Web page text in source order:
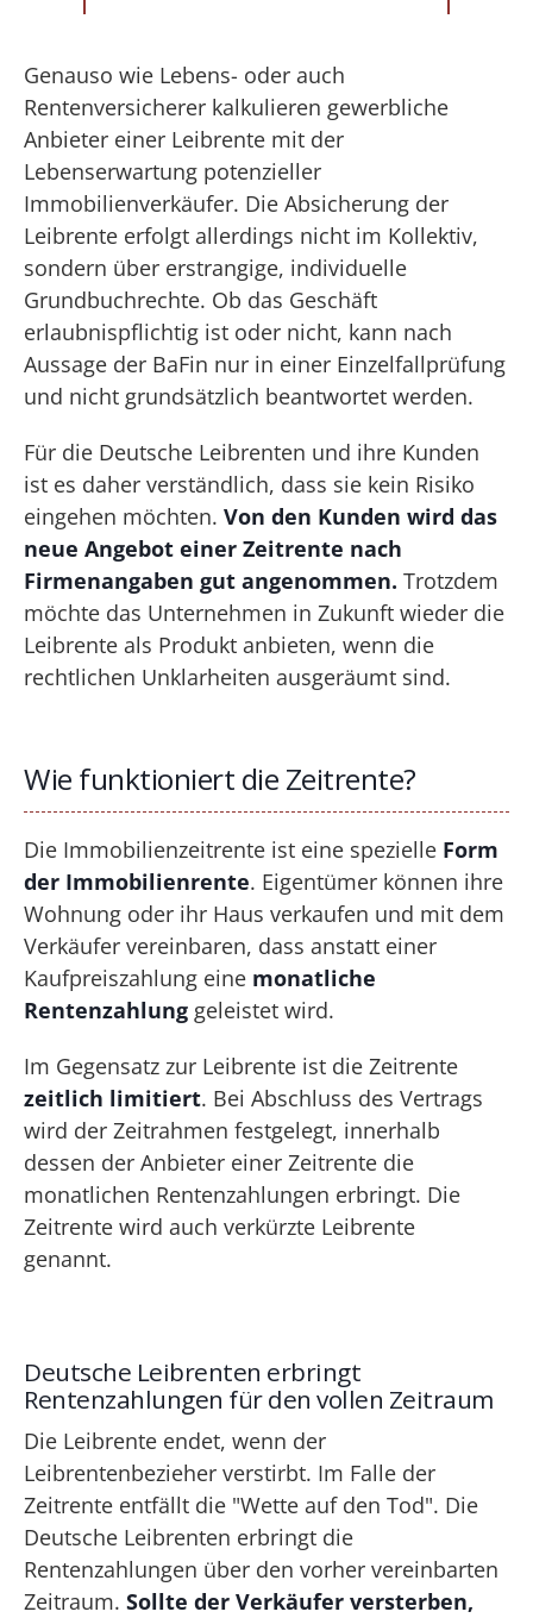
Genauso wie Lebens- oder auch
Rentenversicherer kalkulieren gewerbliche
Anbieter einer Leibrente mit der
Lebenserwartung potenzieller
Immobilienverkäufer. Die Absicherung der
Leibrente erfolgt allerdings nicht im Kollektiv,
sondern über erstrangige, individuelle
Grundbuchrechte. Ob das Geschäft
erlaubnispflichtig ist oder nicht, kann nach
Aussage der BaFin nur in einer Einzelfallprüfung
und nicht grundsätzlich beantwortet werden.
Für die Deutsche Leibrenten und ihre Kunden
ist es daher verständlich, dass sie kein Risiko
eingehen möchten.Von den Kunden wird das
neue Angebot einer Zeitrente nach
Firmenangaben gut angenommen. Trotzdem
möchte das Unternehmen in Zukunft wieder die
Leibrente als Produkt anbieten, wenn die
rechtlichen Unklarheiten ausgeräumt sind.
Wie funktioniert die Zeitrente?
Die Immobilienzeitrente ist eine spezielle Form
der Immobilienrente. Eigentümer können ihre
Wohnung oder ihr Haus verkaufen und mit dem
Verkäufer vereinbaren, dass anstatt einer
Kaufpreiszahlung eine monatliche
Rentenzahlung geleistet wird.
Im Gegensatz zur Leibrente ist die Zeitrente
zeitlich limitiert. Bei Abschluss des Vertrags
wird der Zeitrahmen festgelegt, innerhalb
dessen der Anbieter einer Zeitrente die
monatlichen Rentenzahlungen erbringt. Die
Zeitrente wird auch verkürzte Leibrente
genannt.
Deutsche Leibrenten erbringt
Rentenzahlungen für den vollen Zeitraum
Die Leibrente endet, wenn der
Leibrentenbezieher verstirbt. Im Falle der
Zeitrente entfällt die "Wette auf den Tod". Die
Deutsche Leibrenten erbringt die
Rentenzahlungen über den vorher vereinbarten
Zeitraum.Sollte der Verkäufer versterben,